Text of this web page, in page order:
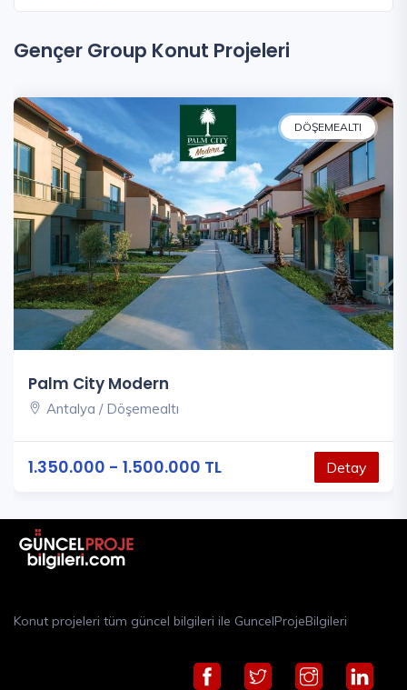
Gençer Group Konut Projeleri
DÖŞEMEALTI
Palm City Modern
Antalya / Döşemealtı
1.350.000 - 1.500.000 TL Detay
Konut projeleri tüm güncel bilgileri ile GuncelProjeBilgileri